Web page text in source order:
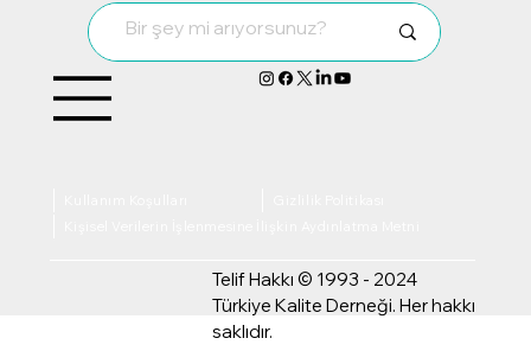
Telif Hakkı © 1993 - 2024
Türkiye Kalite Derneği. Her hakkı
saklıdır.